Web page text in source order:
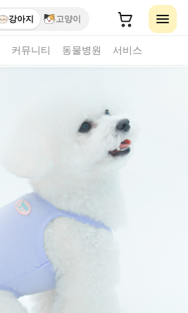
강아지 고양이
커뮤니티 동물병원 서비스